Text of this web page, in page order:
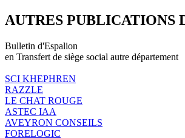
AUTRES PUBLICATIONS
Bulletin d'Espalion
en Transfert de siège social autre département
SCI KHEPHREN
RAZZLE
LE CHAT ROUGE
ASTEC IAA
AVEYRON CONSEILS
FORELOGIC